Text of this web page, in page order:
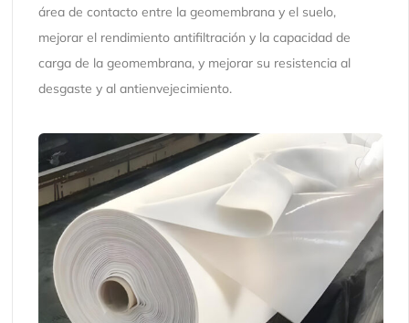
área de contacto entre la geomembrana y el suelo,
mejorar el rendimiento antifiltración y la capacidad de
carga de la geomembrana, y mejorar su resistencia al
desgaste y al antienvejecimiento.